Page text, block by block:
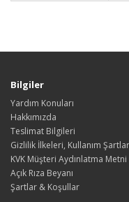
Bilgiler
Yardım Konuları
Hakkımızda
Teslimat Bilgileri
Gizlilik İlkeleri, Kullanım
KVK Müşteri Aydınlatma Metni
Açık Rıza Beyanı
Şartlar & Koşullar